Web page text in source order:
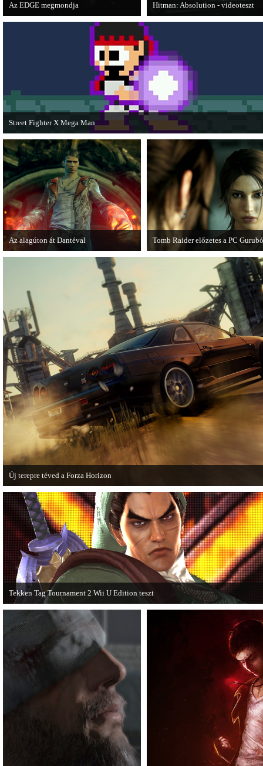
Az EDGE megmondja
Az egyik leghíresebb játékmagazin, az
EDGE is elmondja, hogy szerinte
melyek voltak idén a legjobb játékok.
Hitman: Absolution - videoteszt
a legújabb Hitmant.
Street Fighter X Mega Man
A Capcom ismert karakterei ismét összecsapnak - ingyenesen letölthető a Street
Fighter X Mega Man.
Az alagúton át Dantéval
A Devil May Cry újragondolás új
játékmenet-videóval jelentkezik.
Tomb Raider előzetes a PC
A PC Guru friss számában több
olvashatunk az új Tomb Raiderről,
mely cikkből most egy részletet
Új terepre téved a Forza Horizon
Hamarosan megérkezik a Forza Horizon első nagyszabású kiegészítője, a Rally
Expansion Pack.
Tekken Tag Tournament 2 Wii U Edition teszt
Az extrákkal felturbózott Tekken Tag Tournament 2 a Wii U konzolon is ütősre
sikeredett.